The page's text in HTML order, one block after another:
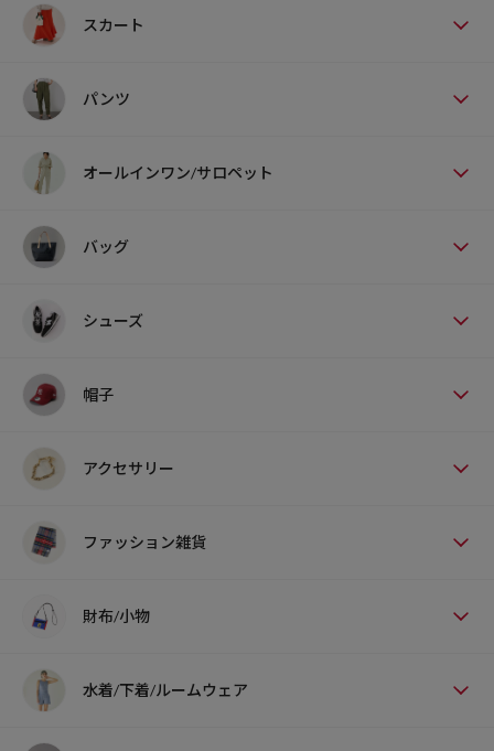
スカート
パンツ
オールインワン/サロペット
バッグ
シューズ
帽子
アクセサリー
ファッション雑貨
財布/小物
水着/下着/ルームウェア